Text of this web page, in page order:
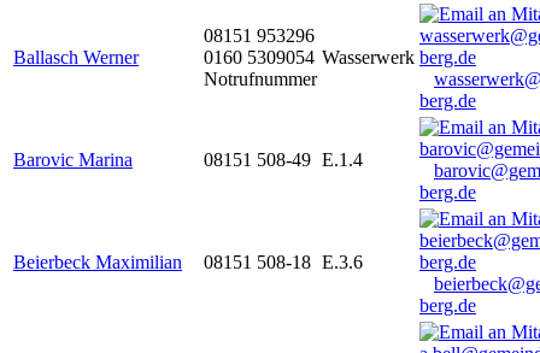
Ballasch Werner
08151 953296
0160 5309054
Notrufnummer
Wasserwerk
berg.de
Barovic Marina 08151 508-49 E.1.4
berg.de
Beierbeck Maximilian 08151 508-18 E.3.6
berg.de